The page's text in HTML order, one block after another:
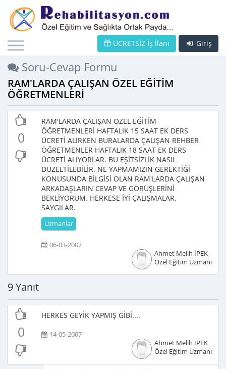
Giriş
ÜCRETSİZ İş İlanı
Soru-Cevap Formu
RAM'LARDA ÇALIŞAN ÖZEL EĞİTİM
ÖĞRETMENLERİ
0
RAM'LARDA ÇALIŞAN ÖZEL EĞİTİM
ÖĞRETMENLERİ HAFTALIK 15 SAAT EK DERS
ÜCRETİ ALIRKEN BURALARDA ÇALIŞAN REHBER
ÖĞRETMENLER HAFTALIK 18 SAAT EK DERS
ÜCRETİ ALIYORLAR. BU EŞİTSİZLİK NASIL
DÜZELTİLEBİLİR. NE YAPMAMIZIN GEREKTİĞİ
KONUSUNDA BİLGİSİ OLAN RAM'LARDA ÇALIŞAN
ARKADAŞLARIN CEVAP VE GÖRÜŞLERİNİ
BEKLİYORUM. HERKESE İYİ ÇALIŞMALAR.
SAYGILAR.
Uzmanlar
06-03-2007
Ahmet Melih İPEK
Özel Eğitim Uzmanı
9 Yanıt
0
HERKES GEYİK YAPMIŞ GİBİ....
14-05-2007
Ahmet Melih İPEK
Özel Eğitim Uzmanı